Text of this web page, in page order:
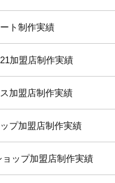
ト制作実績
加盟店制作実績
加盟店制作実績
プ加盟店制作実績
ョップ加盟店制作実績